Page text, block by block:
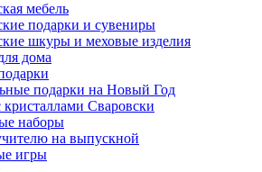
мебель
подарки и сувениры
шкуры и меховые изделия
дома
подарки на Новый Год
Сваровски
наборы
на выпускной
игры